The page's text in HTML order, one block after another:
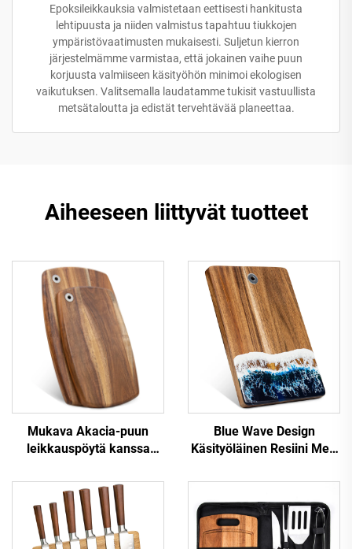
Epoksileikkauksia valmistetaan eettisesti hankitusta
lehtipuusta ja niiden valmistus tapahtuu tiukkojen
ympäristövaatimusten mukaisesti. Suljetun kierron
järjestelmämme varmistaa, että jokainen vaihe puun
korjuusta valmiiseen käsityöhön minimoi ekologisen
vaikutuksen. Valitsemalla laudatamme tukisit vastuullista
metsätaloutta ja edistät tervehtävää planeettaa.
Aiheeseen liittyvät tuotteet
Mukava Akacia-puun
leikkauspöytä kanssa
Blue Wave Design
‌Käsityöläinen Resiini Meri